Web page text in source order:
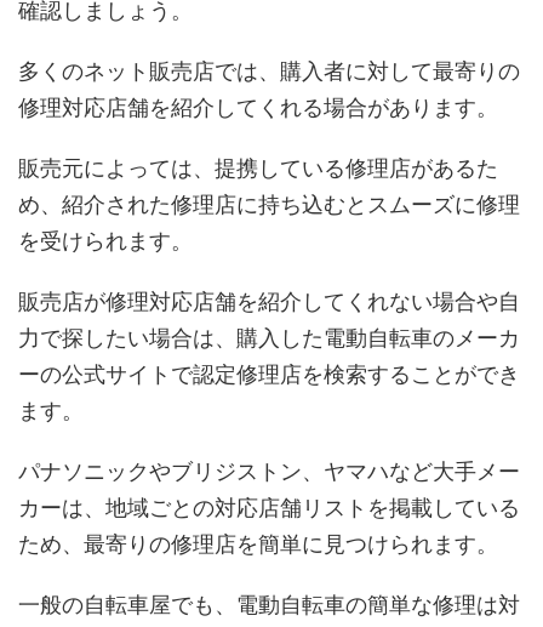
確認しましょう。
多くのネット販売店では、購入者に対して最寄りの
修理対応店舗を紹介してくれる場合があります。
販売元によっては、提携している修理店があるた
め、紹介された修理店に持ち込むとスムーズに修理
を受けられます。
販売店が修理対応店舗を紹介してくれない場合や自
力で探したい場合は、購入した電動自転車のメーカ
ーの公式サイトで認定修理店を検索することができ
ます。
パナソニックやブリジストン、ヤマハなど大手メー
カーは、地域ごとの対応店舗リストを掲載している
ため、最寄りの修理店を簡単に見つけられます。
一般の自転車屋でも、電動自転車の簡単な修理は対